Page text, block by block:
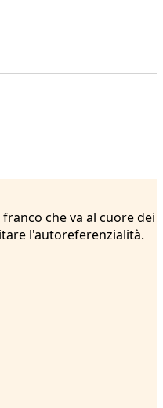
che va al cuore dei
l'autoreferenzialità.